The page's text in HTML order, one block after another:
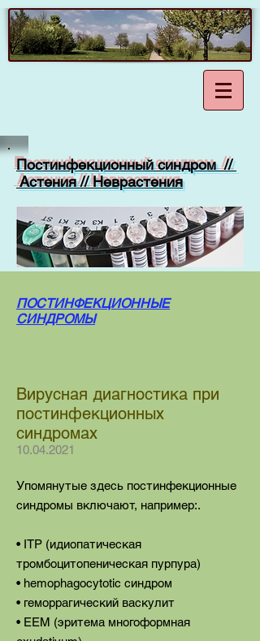
Постинфекционный синдром //
Астения // Неврастения
ПОСТИНФЕКЦИОННЫЕ
СИНДРОМЫ
Вирусная диагностика при
постинфекционных
синдромах
10.04.2021
Упомянутые здесь постинфекционные
синдромы включают, например:.
• ITP (идиопатическая
тромбоцитопеническая пурпура)
• hemophagocytotic синдром
• геморрагический васкулит
• EEM (эритема многоформная